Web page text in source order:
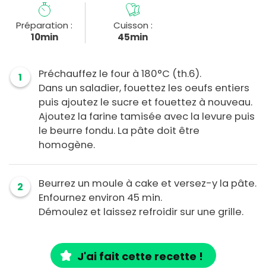
Préparation :
10min
Cuisson :
45min
1
Préchauffez le four à 180°C (th.6).
Dans un saladier, fouettez les oeufs entiers
puis ajoutez le sucre et fouettez à nouveau.
Ajoutez la farine tamisée avec la levure puis
le beurre fondu. La pâte doit être
homogène.
2
Beurrez un moule à cake et versez-y la pâte.
Enfournez environ 45 min.
Démoulez et laissez refroidir sur une grille.
J'ai fait cette recette !